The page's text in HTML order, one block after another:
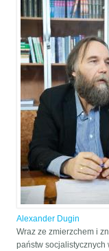
Alexander Dugin
Wraz ze zmierzchem i
państw socjalistycznych